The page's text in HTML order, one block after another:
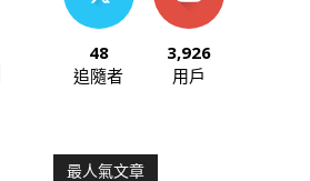
48
追隨者
3,926
用戶
最人氣文章